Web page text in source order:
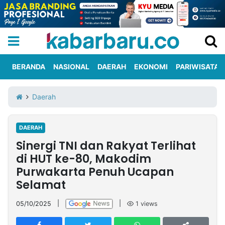
Iklan
Berita
Kami
Nasional
International
Olahraga
Entertainment
Daerah
Pariwisata
Kuliner
Kolom
Network
PT
TREETAN
BERANDA NASIONAL DAERAH EKONOMI PARIWISATA
Daerah
DAERAH
Sinergi TNI dan Rakyat Terlihat
di HUT ke-80, Makodim
Purwakarta Penuh Ucapan
Selamat
05/10/2025 1 views